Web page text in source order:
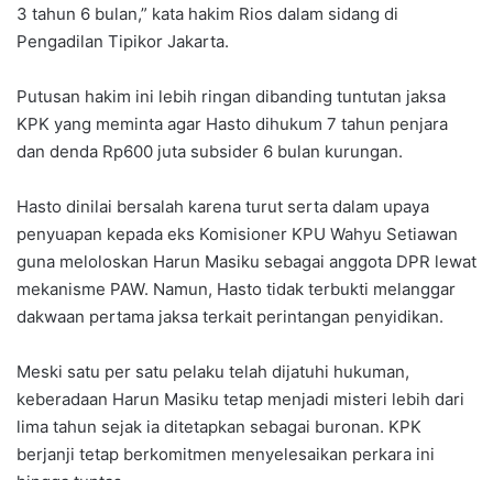
3 tahun 6 bulan,” kata hakim Rios dalam sidang di
Pengadilan Tipikor Jakarta.
Putusan hakim ini lebih ringan dibanding tuntutan jaksa
KPK yang meminta agar Hasto dihukum 7 tahun penjara
dan denda Rp600 juta subsider 6 bulan kurungan.
Hasto dinilai bersalah karena turut serta dalam upaya
penyuapan kepada eks Komisioner KPU Wahyu Setiawan
guna meloloskan Harun Masiku sebagai anggota DPR lewat
mekanisme PAW. Namun, Hasto tidak terbukti melanggar
dakwaan pertama jaksa terkait perintangan penyidikan.
Meski satu per satu pelaku telah dijatuhi hukuman,
keberadaan Harun Masiku tetap menjadi misteri lebih dari
lima tahun sejak ia ditetapkan sebagai buronan. KPK
berjanji tetap berkomitmen menyelesaikan perkara ini